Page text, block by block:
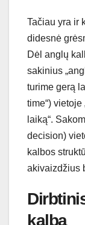
Tačiau yra ir
didesnė
Dėl anglų
sakinius
turime gerą
time“) vietoje
laiką“.
decision)
kalbos
akivaizdžius
kalba